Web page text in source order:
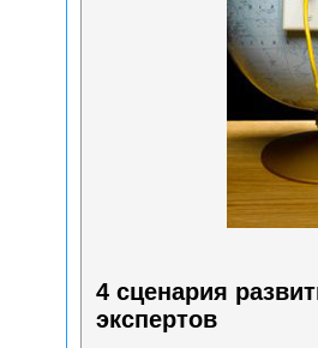
4 сценария
экспертов